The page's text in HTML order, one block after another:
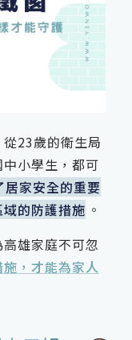
23歲的衛生局
小學生，都可
居家安全的重要
的防護措施 。
雄家庭不可忽
，才能為家人